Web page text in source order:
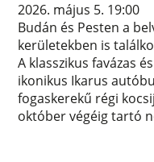
2026. május 5. 19:00
Budán és Pesten a
kerületekben is
A klasszikus favázas
ikonikus Ikarus
fogaskerekű régi
október végéig tartó